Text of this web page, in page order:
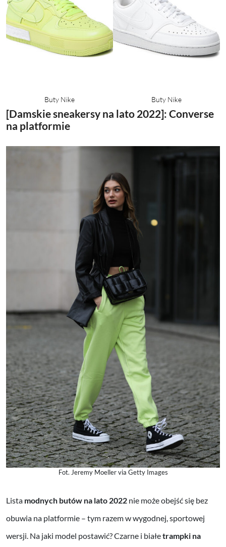
Buty Nike Buty Nike
[Damskie sneakersy na lato 2022]: Converse
na platformie
Fot. Jeremy Moeller via Getty Images
Lista modnych butów na lato 2022 nie może obejść się bez
obuwia na platformie – tym razem w wygodnej, sportowej
wersji. Na jaki model postawić? Czarne i białetrampki na